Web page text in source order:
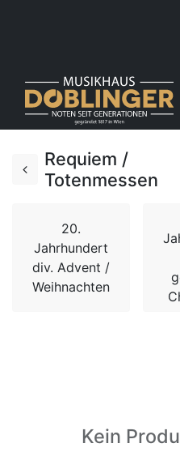
Requiem /
Totenmessen
20.
Jahrhundert
div. Advent /
Weihnachten
Kein